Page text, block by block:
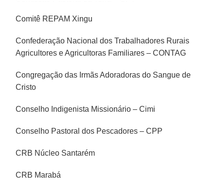
Comitê REPAM Xingu
Confederação Nacional dos Trabalhadores Rurais
Agricultores e Agricultoras Familiares – CONTAG
Congregação das Irmãs Adoradoras do Sangue de
Cristo
Conselho Indigenista Missionário – Cimi
Conselho Pastoral dos Pescadores – CPP
CRB Núcleo Santarém
CRB Marabá